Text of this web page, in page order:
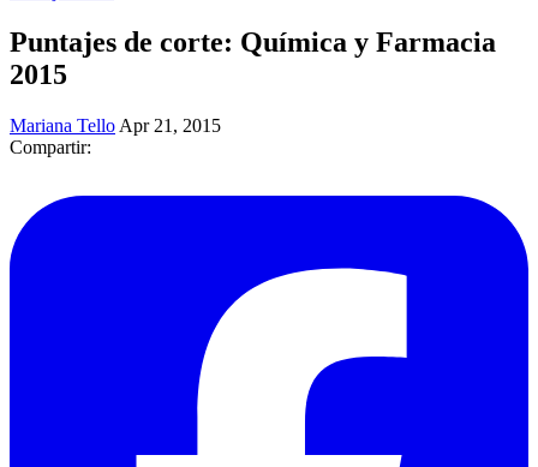
Puntajes de corte: Química y Farmacia
2015
Mariana Tello Apr 21, 2015
Compartir: